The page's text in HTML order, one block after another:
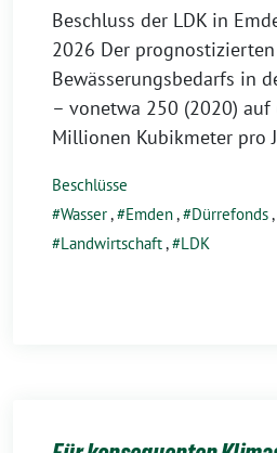
Beschluss der LDK in
2026 Der
Bewässerungsbedarfs in
– vonetwa 250 (2020) auf
Millionen Kubikmeter pro
Beschlüsse
Wasser, Emden, Dürrefonds,
Landwirtschaft, LDK